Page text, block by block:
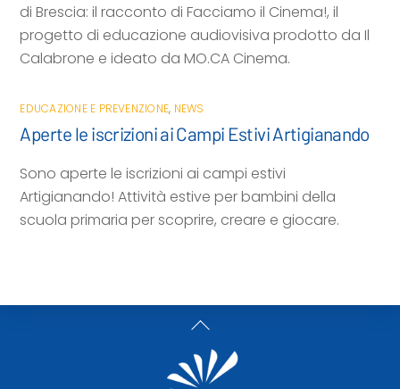
di Brescia: il racconto di Facciamo il Cinema!, il
progetto di educazione audiovisiva prodotto da Il
Calabrone e ideato da MO.CA Cinema.
EDUCAZIONE E PREVENZIONE, NEWS
Aperte le iscrizioni ai Campi Estivi Artigianando
Sono aperte le iscrizioni ai campi estivi
Artigianando! Attività estive per bambini della
scuola primaria per scoprire, creare e giocare.
Back
To
Top